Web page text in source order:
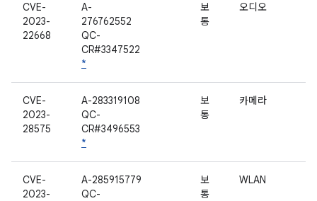
CVE-
2023-
22668
A-
276762552
QC-
CR#3347522
*
보
통
오디오
CVE-
2023-
28575
A-283319108
QC-
CR#3496553
*
보
통
카메라
CVE-
2023-
A-285915779
QC-
보
통
WLAN